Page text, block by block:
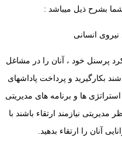
بشرح ذیل میباشد :
نیروی انسانی
پرسنل خود ، آنان را در مشاغل
بکارگیرید و پرداخت پاداشهای
ها و برنامه های مدیریتی
مدیریتی نیازمند ارتقاء باشند با
آنان را ارتقاء بدهید.